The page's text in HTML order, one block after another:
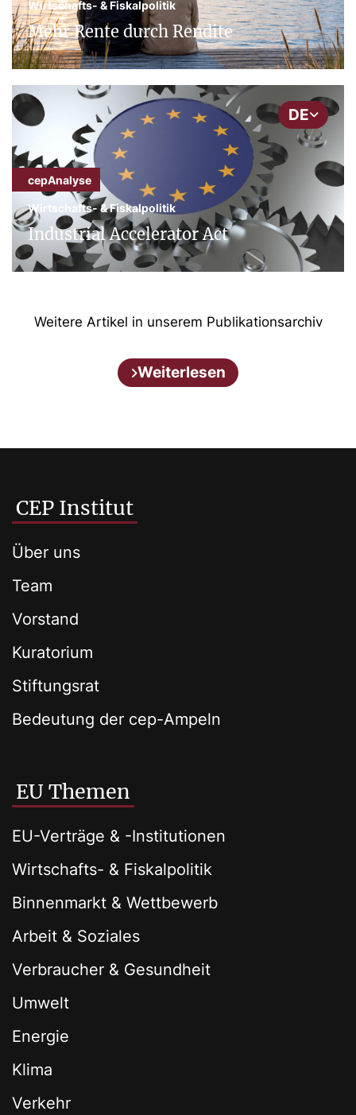
Wirtschafts- & Fiskalpolitik
Mehr Rente durch Rendite
DE
cepAnalyse
Wirtschafts- & Fiskalpolitik
Industrial Accelerator Act
Weitere Artikel in unserem Publikationsarchiv
Weiterlesen
CEP Institut
Über uns
Team
Vorstand
Kuratorium
Stiftungsrat
Bedeutung der cep-Ampeln
EU Themen
EU-Verträge & -Institutionen
Wirtschafts- & Fiskalpolitik
Binnenmarkt & Wettbewerb
Arbeit & Soziales
Verbraucher & Gesundheit
Umwelt
Energie
Klima
Verkehr